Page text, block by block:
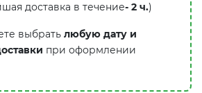
доставка в течение- 2 ч.)
выбрать любую дату и
при оформлении